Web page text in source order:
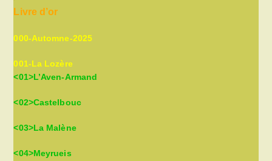
Livre d’or
000-Automne-2025
001-La Lozère
<01>L’Aven-Armand
<02>Castelbouc
<03>La Malène
<04>Meyrueis